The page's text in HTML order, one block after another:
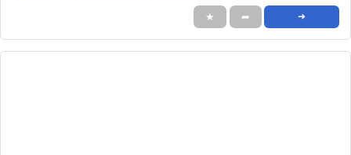
★ ➦ ➜